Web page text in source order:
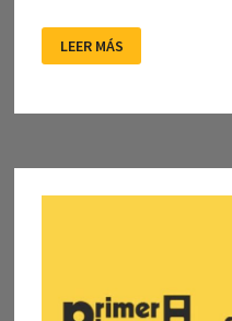
UNA
HISTORIA
Y
LA
LEER MÁS